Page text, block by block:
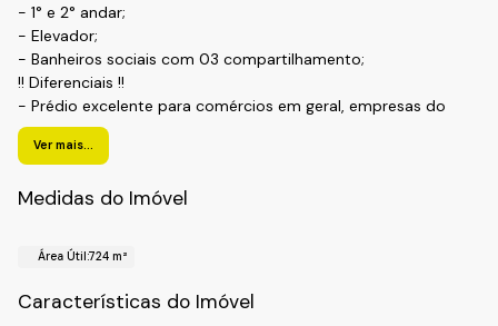
- 1° e 2° andar;
- Elevador;
- Banheiros sociais com 03 compartilhamento;
!! Diferenciais !!
- Prédio excelente para comércios em geral, empresas do
tipo;
- Lojas em geral, entre outros segmentos;
!! Localização !!
Cidade: Itupeva -SP.
uma visita.
Ver mais...
Medidas do Imóvel
Área Útil:724 m²
Características do Imóvel